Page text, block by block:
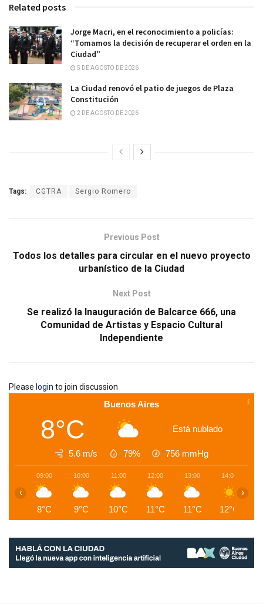
Related posts
Jorge Macri, en el reconocimiento a policías:
“Tomamos la decisión de recuperar el orden en la
Ciudad”
5 DE AGOSTO DE 2026
La Ciudad renovó el patio de juegos de Plaza
Constitución
2 DE AGOSTO DE 2026
Tags: CGTRA Sergio Romero
Previous Post
Todos los detalles para circular en el nuevo proyecto
urbanístico de la Ciudad
Next Post
Se realizó la Inauguración de Balcarce 666, una
Comunidad de Artistas y Espacio Cultural
Independiente
Please login to join discussion
Buenos Aires
8°C Está nublado
5.6 m/s 79% 756 mmHg
09:00
8°C
10:00
9°C
11:00
10°C
12:00
11°C
13:00
11°C
14:00
12°C
‹ ›